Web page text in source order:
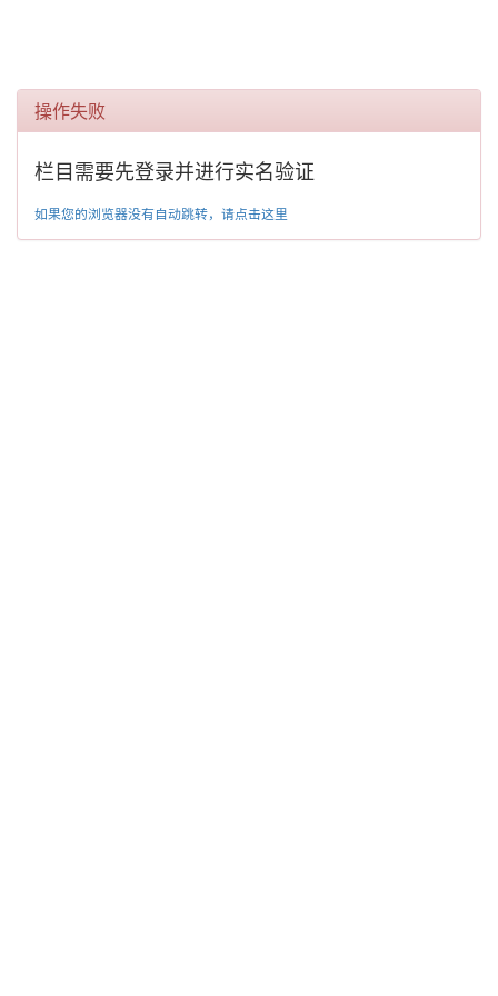
操作失败
栏目需要先登录并进行实名验证
如果您的浏览器没有自动跳转，请点击这里